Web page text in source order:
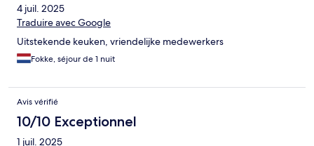
4 juil. 2025
Traduire avec Google
Uitstekende keuken, vriendelijke medewerkers
Fokke, séjour de 1 nuit
Avis vérifié
10/10 Exceptionnel
1 juil. 2025